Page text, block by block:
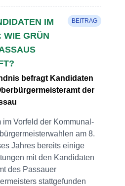
IM
WIE GRÜN
BEITRAG
befragt Kandidaten
der
im Vorfeld der Kommunal-
am 8.
Jahres bereits einige
mit den Kandidaten
des Passauer
stattgefunden